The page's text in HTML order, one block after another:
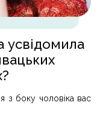
усвідомила
з боку чоловіка вас